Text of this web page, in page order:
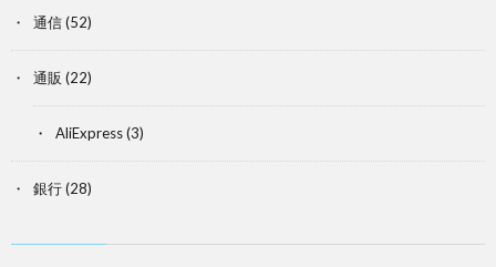
通信(52)
通販 (22)
AliExpress(3)
銀行(28)